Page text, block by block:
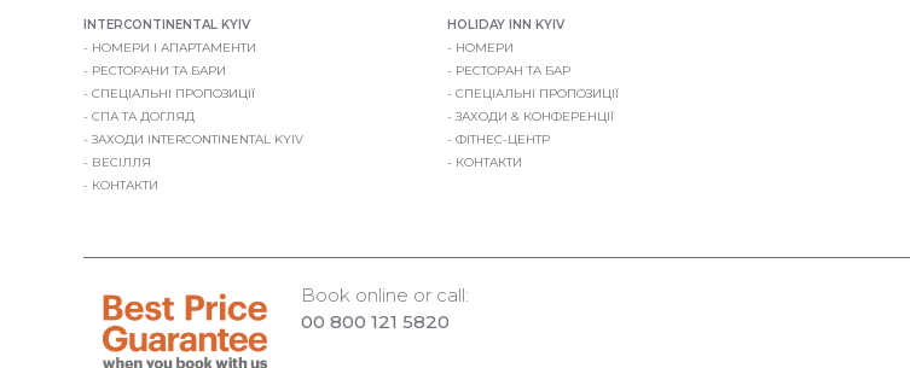
INTERCONTINENTAL KYIV
НОМЕРИ І АПАРТАМЕНТИ
РЕСТОРАНИ ТА БАРИ
СПЕЦІАЛЬНІ ПРОПОЗИЦІЇ
СПА ТА ДОГЛЯД
ЗАХОДИ INTERCONTINENTAL KYIV
ВЕСІЛЛЯ
КОНТАКТИ
HOLIDAY INN KYIV
НОМЕРИ
РЕСТОРАН ТА БАР
СПЕЦІАЛЬНІ ПРОПОЗИЦІЇ
ЗАХОДИ & КОНФЕРЕНЦІЇ
ФІТНЕС-ЦЕНТР
КОНТАКТИ
Book online or call:
00 800 121 5820